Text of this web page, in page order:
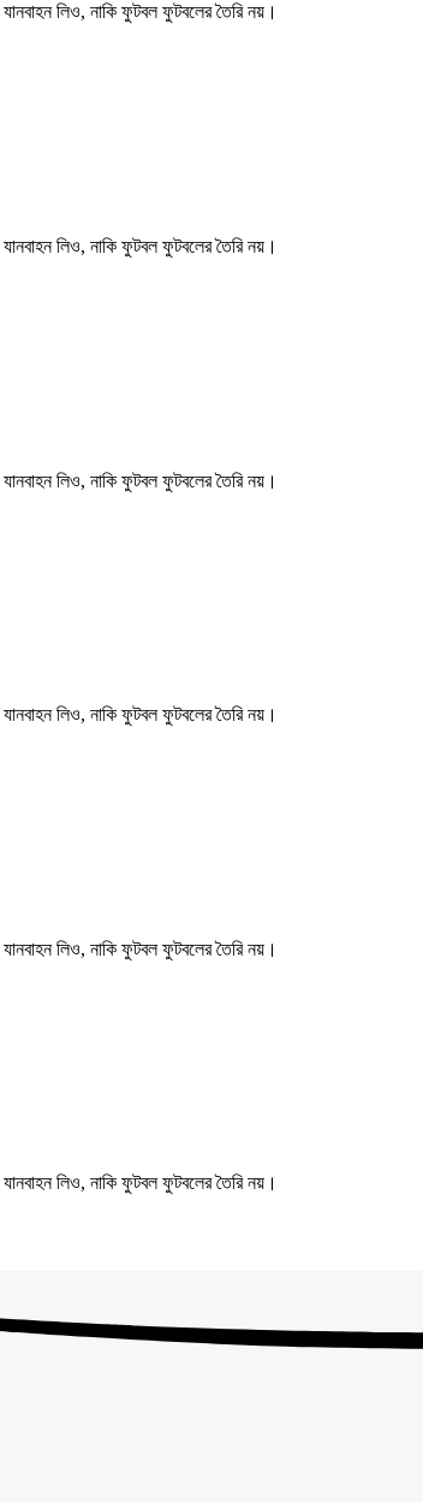
লিও, নাকি ফুটবল ফুটবলের তৈরি নয়।
লিও, নাকি ফুটবল ফুটবলের তৈরি নয়।
লিও, নাকি ফুটবল ফুটবলের তৈরি নয়।
লিও, নাকি ফুটবল ফুটবলের তৈরি নয়।
লিও, নাকি ফুটবল ফুটবলের তৈরি নয়।
লিও, নাকি ফুটবল ফুটবলের তৈরি নয়।